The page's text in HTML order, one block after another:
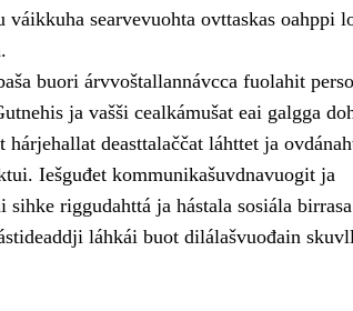
váikkuha searvevuohta ovttaskas oahppi
buori árvvoštallannávcca fuolahit
ja vašši cealkámušat eai galgga
deasttalaččat láhttet ja
Iešguđet kommunikašuvdnavuogit ja
sihke riggudahttá ja hástala sosiála
láhkái buot dilálašvuođain